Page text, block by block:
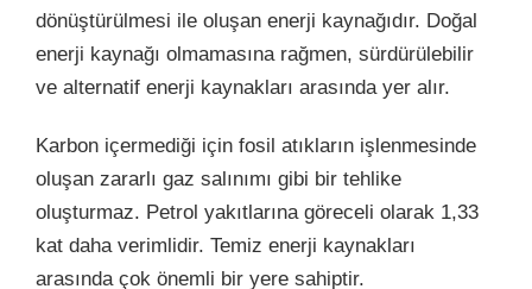
dönüştürülmesi ile oluşan enerji kaynağıdır. Doğal
enerji kaynağı olmamasına rağmen, sürdürülebilir
ve alternatif enerji kaynakları arasında yer alır.
Karbon içermediği için fosil atıkların işlenmesinde
oluşan zararlı gaz salınımı gibi bir tehlike
oluşturmaz. Petrol yakıtlarına göreceli olarak 1,33
kat daha verimlidir. Temiz enerji kaynakları
arasında çok önemli bir yere sahiptir.